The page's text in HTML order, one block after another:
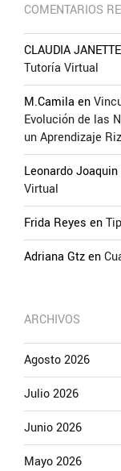
COMENTARIOS
CLAUDIA
Tutoría Virtual
M.Camila en
Evolución de las
un Aprendizaje
Leonardo
Virtual
Frida Reyes en
Adriana Gtzen
ARCHIVOS
Agosto 2026
Julio 2026
Junio 2026
Mayo 2026